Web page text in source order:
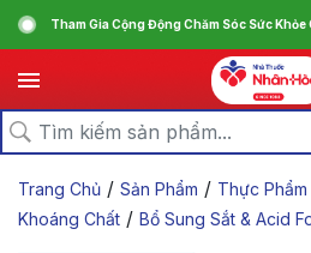
Tham Gia Cộng Động Chăm Sóc Sức
Trang Chủ / Sản Phẩm / Thực
Khoáng Chất / Bổ Sung Sắt & Acid